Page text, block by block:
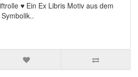
♥ Ein Ex Libris Motiv aus dem